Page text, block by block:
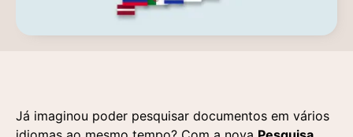
Já imaginou poder pesquisar documentos em vários